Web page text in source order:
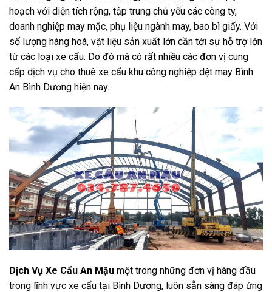
hoạch với diện tích rộng, tập trung chủ yếu các công ty,
doanh nghiệp may mặc, phụ liệu ngành may, bao bì giấy. Với
số lượng hàng hoá, vật liệu sản xuất lớn cần tới sự hỗ trợ lớn
từ các loại xe cẩu. Do đó mà có rất nhiều các đơn vị cung
cấp dịch vụ cho thuê xe cẩu khu công nghiệp dệt may Bình
An Bình Dương hiện nay.
Dịch Vụ Xe Cẩu An Mậu một trong những đơn vị hàng đầu
trong lĩnh vực xe cẩu tại Bình Dương, luôn sẵn sàng đáp ứng